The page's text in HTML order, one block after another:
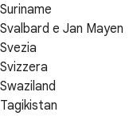
Suriname
Svalbard e Jan Mayen
Svezia
Svizzera
Swaziland
Tagikistan